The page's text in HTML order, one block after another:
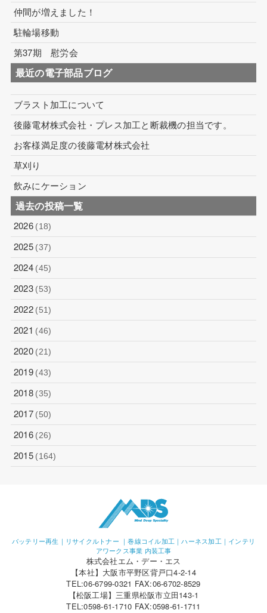
仲間が増えました！
駐輪場移動
第37期 慰労会
最近の電子部品ブログ
ブラスト加工について
後藤電材株式会社・プレス加工と断裁機の担当です。
お客様満足度の後藤電材株式会社
草刈り
飲みにケーション
過去の投稿一覧
2026 (18)
2025 (37)
2024 (45)
2023 (53)
2022 (51)
2021 (46)
2020 (21)
2019 (43)
2018 (35)
2017 (50)
2016 (26)
2015 (164)
バッテリー再生｜リサイクルトナー ｜巻線コイル加工｜ハーネス加工｜インテリ
アワークス事業 内装工事
株式会社エム・デー・エス
【本社】大阪市平野区背戸口4-2-14
TEL:06-6799-0321 FAX:06-6702-8529
【松阪工場】三重県松阪市立田143-1
TEL:0598-61-1710 FAX:0598-61-1711